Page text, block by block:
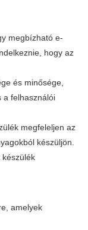
megbízható e-
hogy az
és minősége,
a felhasználói
megfeleljen az
készüljön.
készülék
amelyek